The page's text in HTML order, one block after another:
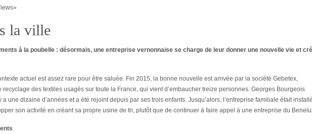
la ville
à la poubelle : désormais, une entreprise vernonnaise se charge de leur donner une nouvelle vie et
actuel est assez rare pour être saluée. Fin 2015, la bonne nouvelle est arrivée par la société Gebetex,
des textiles usagés sur toute la France, qui vient d’embaucher treize personnes. Georges Bourgeois
a une dizaine d’années et a été rejoint depuis par ses trois enfants. Jusqu’alors, l’entreprise familiale était
son activité en créant sa propre usine de tri, plutôt que de continuer à faire appel à une entreprise du